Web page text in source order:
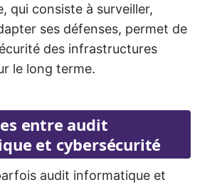
qui consiste à surveiller,
ses défenses, permet de
des infrastructures
le long terme.
entre audit
et cybersécurité
audit informatique et